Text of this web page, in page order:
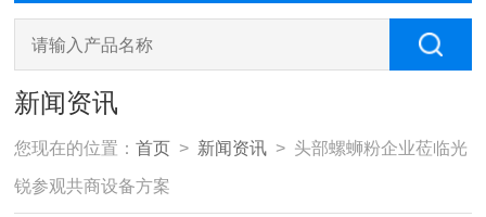
新闻资讯
您现在的位置：首页 > 新闻资讯 > 头部螺蛳粉企业莅临光
锐参观共商设备方案